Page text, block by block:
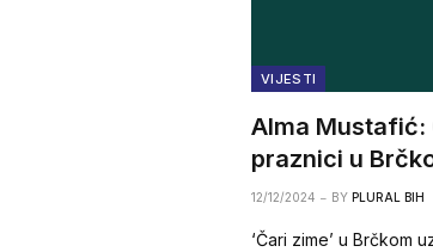
VIJESTI
Alma Mustafić:
praznici u
12/12/2024 BY PLURAL BIH
‘Čari zime’ u Brčkom